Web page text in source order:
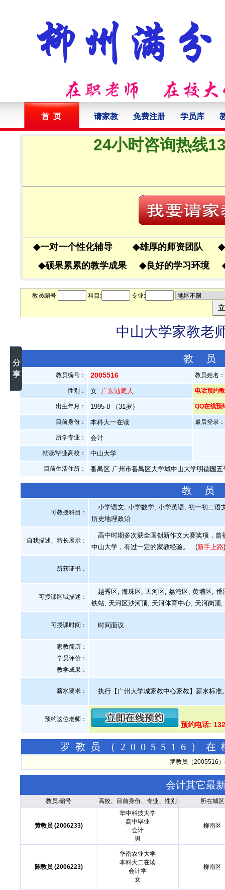
首 页 请家教 免费注册 学员库
24小时咨询热线
◆一对一个性化辅导 ◆雄厚的师资团队 ◆
◆硕果累累的教学成果 ◆良好的学习环境
教员编号 科目: 专业:
中山大学家教老
教
教员编号： 2005516 教员姓名
性别： 女 广东汕尾人 电话预约
出生年月： 1995-8 （31岁） QQ在线预
目前身份： 本科大一在读 最后登录
所学专业： 会计
就读/毕业高校： 中山大学
目前生活住所： 番禺区.广州市番禺区大学城中山大学明德园五
教 员
可教授科目：
小学语文, 小学数学, 小学英语, 初一初二语
历史地理政治
自我描述、特长展示 ：
高中时期多次获全国创新作文大赛奖项，曾
中山大学，有过一定的家教经验。
(新手上路)
所获证书 ：
可授课区域描述：
越秀区, 海珠区, 天河区, 荔湾区, 黄埔区, 番
铁站, 天河区沙河顶, 天河体育中心, 天河岗顶
可授课时间： 时间面议
家教简历：
学员评价：
教学成果：
薪水要求： 执行【广州大学城家教中心家教】薪水标准
预约这位老师：
预约电话:
罗教员（2005516）在
罗教员（2005516
会计其它最
教员.编号 高校、目前身份、专业、性别 所在城区
黄教员 (2006233)
华中科技大学
高中毕业
会计
男
柳南区
陈教员 (2006223)
华南农业大学
本科大二在读
会计学
女
柳南区